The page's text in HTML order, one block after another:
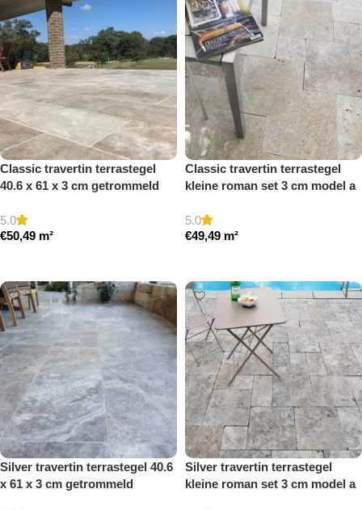
Classic travertin terrastegel
40.6 x 61 x 3 cm getrommeld
5.0
€50,49 m²
Classic travertin terrastegel
kleine roman set 3 cm model a
5.0
€49,49 m²
Silver travertin terrastegel 40.6
x 61 x 3 cm getrommeld
Silver travertin terrastegel
kleine roman set 3 cm model a